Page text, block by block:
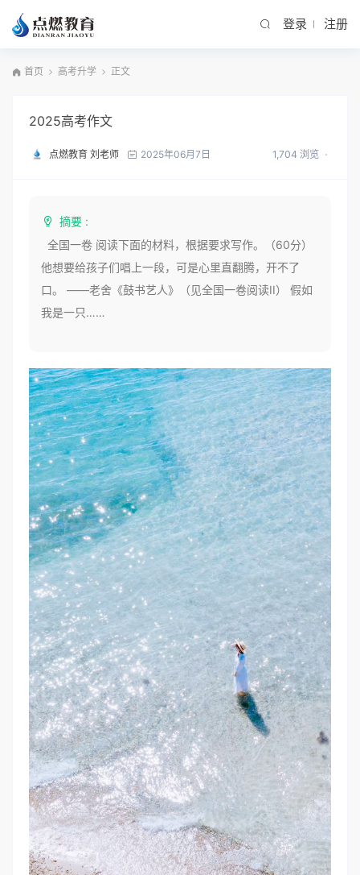
登录 注册
首页 高考升学 正文
2025高考作文
点燃教育 刘老师 2025年06月7日 1,704 浏览
摘要 :
全国一卷 阅读下面的材料，根据要求写作。（60分）
他想要给孩子们唱上一段，可是心里直翻腾，开不了
口。 ——老舍《鼓书艺人》（见全国一卷阅读II） 假如
我是一只……